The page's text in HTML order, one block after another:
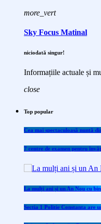
more_vert
Sky Focus Matinal
niciodată singur!
Informațiile actuale și
close
Top popular
Cea mai spectaculoasă nuntă
7 centre de examen pentru
La mulți ani și un An Nou cu
Sectia 1 Politie Constanta are